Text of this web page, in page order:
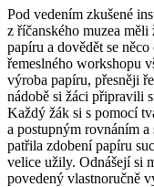
Pod vedením zkušené
z říčanského muzea
papíru a dovědět se
řemeslného workshopu
výroba papíru, přesněji
nádobě si žáci připravili
Každý žák si s pomocí
a postupným rovnáním
patřila zdobení papíru
velice užily. Odnášejí si
povedený vlastnoručně